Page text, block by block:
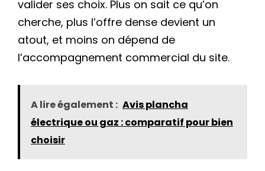
valider ses choix. Plus on sait ce qu’on
cherche, plus l’offre dense devient un
atout, et moins on dépend de
l’accompagnement commercial du site.
A lire également : Avis plancha
électrique ou gaz : comparatif pour bien
choisir